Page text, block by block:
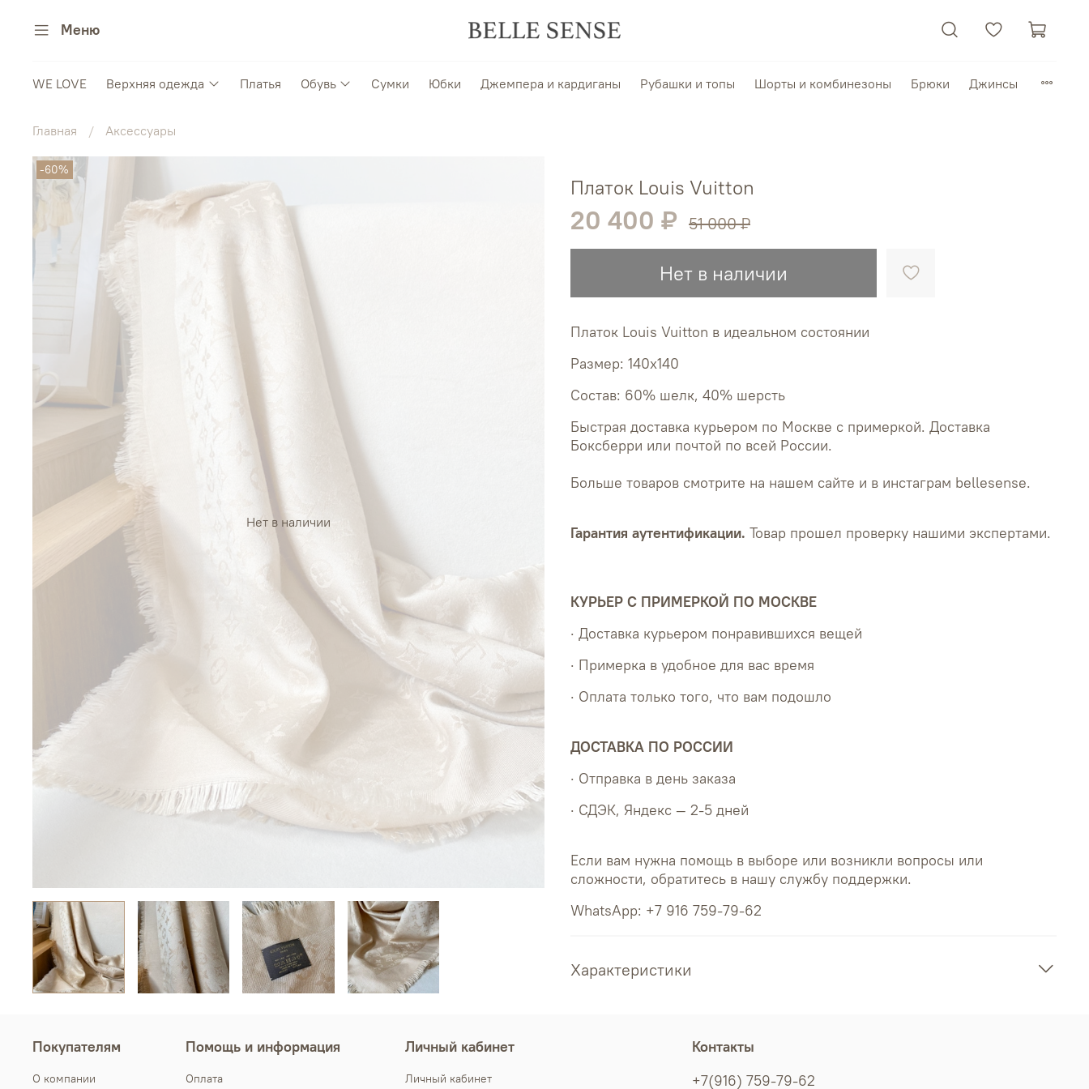
Меню
WE LOVE Верхняя одежда Платья Обувь Сумки Юбки Джемпера и кардиганы Рубашки и топы Шорты и комбинезоны Брюки Джинсы
Главная Аксессуары
Нет в наличии
-60%
Платок Louis Vuitton
20 400 ₽ 51 000 ₽
Нет в наличии
Платок Louis Vuitton в идеальном состоянии
Размер: 140x140
Состав: 60% шелк, 40% шерсть
Быстрая доставка курьером по Москве с примеркой. Доставка
Боксберри или почтой по всей России.
Больше товаров смотрите на нашем сайте и в инстаграм bellesense.
Гарантия аутентификации. Товар прошел проверку нашими экспертами.
КУРЬЕР С ПРИМЕРКОЙ ПО МОСКВЕ
· Доставка курьером понравившихся вещей
· Примерка в удобное для вас время
· Оплата только того, что вам подошло
ДОСТАВКА ПО РОССИИ
· Отправка в день заказа
· СДЭК, Яндекс — 2-5 дней
Если вам нужна помощь в выборе или возникли вопросы или
сложности, обратитесь в нашу службу поддержки.
WhatsApp: +7 916 759-79-62
Характеристики
Покупателям
О компании
Помощь и информация
Оплата
Личный кабинет
Личный кабинет
Контакты
+7(916) 759-79-62